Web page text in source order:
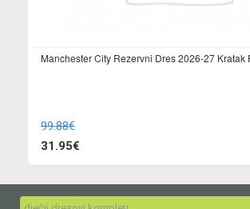
Manchester City Rezervni Dres 2026-27 Kratak
99.88€
31.95€